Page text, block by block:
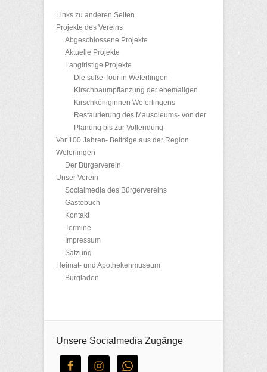
Links zu anderen Seiten
Projekte des Vereins
Abgeschlossene Projekte
Aktuelle Projekte
Langfristige Projekte
Die süße Tour in Weferlingen
Kirschbaumpflanzung der ehemaligen
Kirschköniginnen Weferlingens
Restaurierung des Mausoleums- von der
Planung bis zur Vollendung
Vor 100 Jahren- Beiträge aus der Region
Weferlingen
Der Bürgerverein
Unser Verein
Socialmedia des Bürgervereins
Gästebuch
Kontakt
Termine
Impressum
Satzung
Heimat- und Apothekenmuseum
Burgladen
Unsere Socialmedia Zugänge